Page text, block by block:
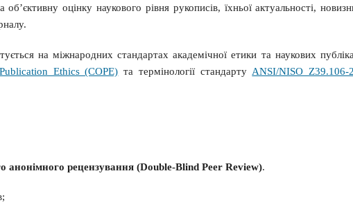
оцінку наукового рівня рукописів, їхньої актуальності,
на міжнародних стандартах академічної етики та наукових
Ethics (COPE) та термінології стандарту ANSI/NISO Z39.106-
анонімного рецензування (Double-Blind Peer Review).